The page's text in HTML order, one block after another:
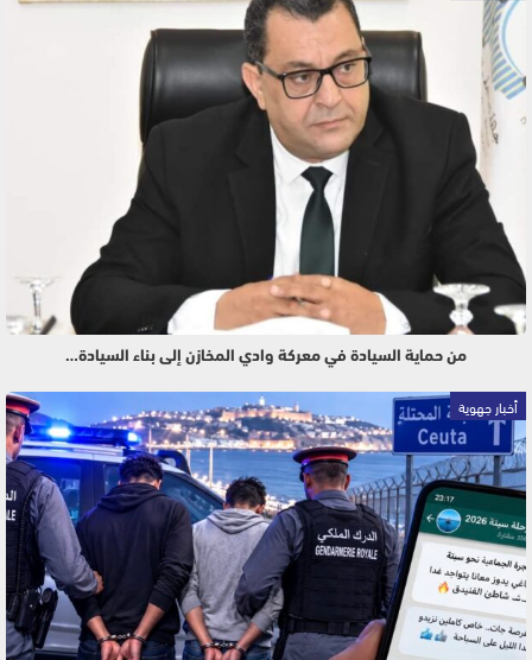
من حماية السيادة في معركة وادي المخازن إلى بناء السيادة…
أخبار جهوية